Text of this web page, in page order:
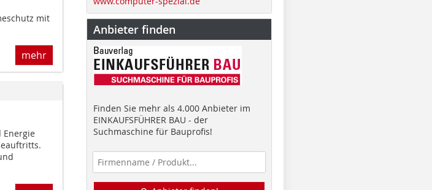
mit
mehr
Energie
Anbieter finden
Finden Sie mehr als 4.000 Anbieter im
EINKAUFSFÜHRER BAU - der
Suchmaschine für Bauprofis!